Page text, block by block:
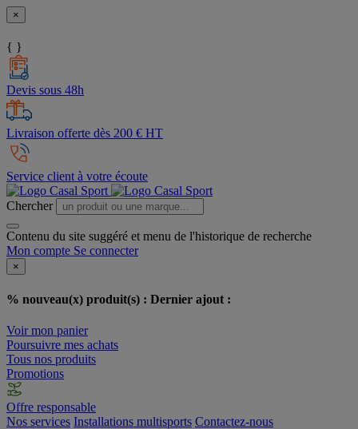
×
{ }
Devis sous 48h
Livraison offerte dès 200 € HT
Service client à votre écoute
Chercher
Contenu du site suggéré et menu de l'historique de recherche
Mon compte Se connecter
×
% nouveau(x) produit(s) : Dernier ajout :
Voir mon panier
Poursuivre mes achats
Tous nos produits
Promotions
Offre responsable
Nos services Installations multisports Contactez-nous